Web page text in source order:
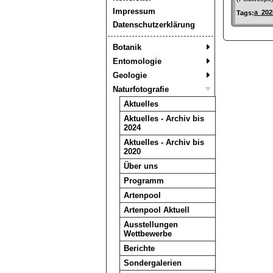
Impressum
Datenschutzerklärung
Botanik
Entomologie
Geologie
Naturfotografie
Aktuelles
Aktuelles - Archiv bis
2024
Aktuelles - Archiv bis
2020
Über uns
Programm
Artenpool
Artenpool Aktuell
Ausstellungen
Wettbewerbe
Berichte
Sondergalerien
Tags: